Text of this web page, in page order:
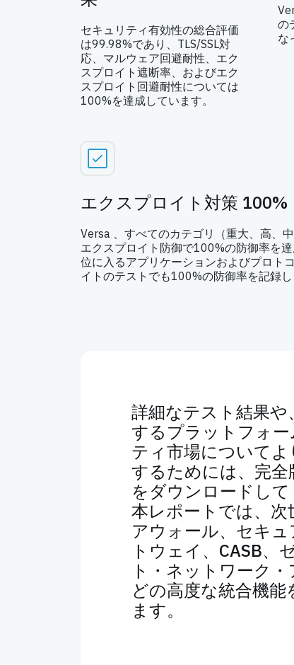
セキュリティ有効性の総合評価
は99.98%であり、TLS/SSL対
応、マルウェア回避耐性、エク
スプロイト遮断率、およびエク
スプロイト回避耐性については
100%を達成しています。
の
な
エクスプロイト対策 100%
Versa 、すべてのカテゴリ（重大、高、
エクスプロイト防御で100%の防御率を
位に入るアプリケーションおよびプロト
イトのテストでも100%の防御率を記録し
詳細なテスト結果や
するプラットフォー
ティ市場について
するためには、完全
をダウンロードして
本レポートでは、次
アウォール、セキュ
トウェイ、CASB、
ト・ネットワーク
どの高度な統合機能
ます。